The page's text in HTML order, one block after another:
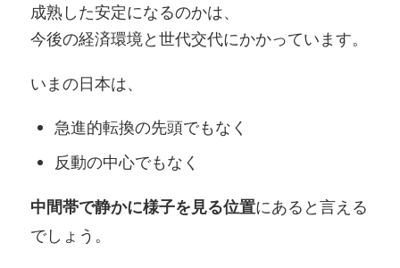
成熟した安定になるのかは、
今後の経済環境と世代交代にかかっています。
いまの日本は、
急進的転換の先頭でもなく
反動の中心でもなく
中間帯で静かに様子を見る位置にあると言える
でしょう。